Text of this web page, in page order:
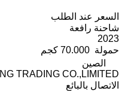
السعر عند الطلب
شاحنة رافعة
2023
حمولة 70.000 كجم
الصين
TRADING CO.,LIMITED
الاتصال بالبائع